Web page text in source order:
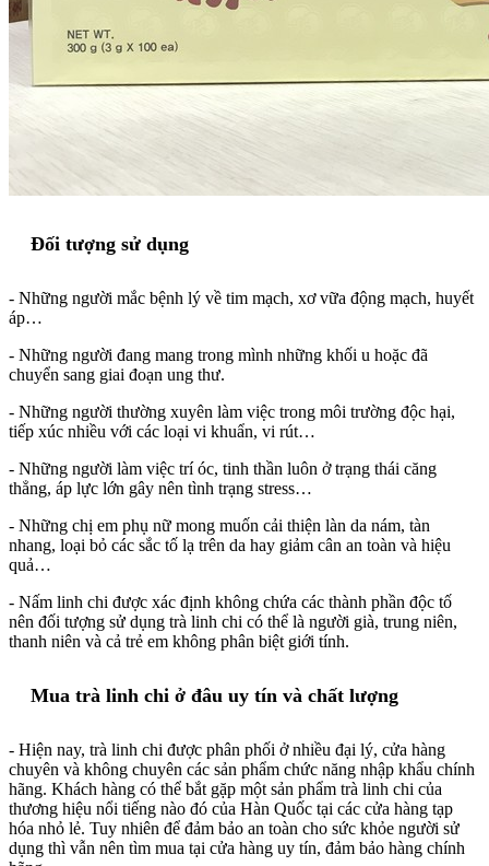
Đối tượng sử dụng
- Những người mắc bệnh lý về tim mạch, xơ vữa động mạch, huyết
áp…
- Những người đang mang trong mình những khối u hoặc đã
chuyển sang giai đoạn ung thư.
- Những người thường xuyên làm việc trong môi trường độc hại,
tiếp xúc nhiều với các loại vi khuẩn, vi rút…
- Những người làm việc trí óc, tinh thần luôn ở trạng thái căng
thẳng, áp lực lớn gây nên tình trạng stress…
- Những chị em phụ nữ mong muốn cải thiện làn da nám, tàn
nhang, loại bỏ các sắc tố lạ trên da hay giảm cân an toàn và hiệu
quả…
- Nấm linh chi được xác định không chứa các thành phần độc tố
nên đối tượng sử dụng trà linh chi có thể là người già, trung niên,
thanh niên và cả trẻ em không phân biệt giới tính.
Mua trà linh chi ở đâu uy tín và chất lượng
- Hiện nay, trà linh chi được phân phối ở nhiều đại lý, cửa hàng
chuyên và không chuyên các sản phẩm chức năng nhập khẩu chính
hãng. Khách hàng có thể bắt gặp một sản phẩm trà linh chi của
thương hiệu nổi tiếng nào đó của Hàn Quốc tại các cửa hàng tạp
hóa nhỏ lẻ. Tuy nhiên để đảm bảo an toàn cho sức khỏe người sử
dụng thì vẫn nên tìm mua tại cửa hàng uy tín, đảm bảo hàng chính